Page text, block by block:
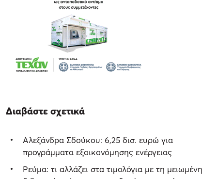
Διαβάστε σχετικά
Αλεξάνδρα Σδούκου: 6,25 δισ. ευρώ για
προγράμματα εξοικονόμησης ενέργειας
Ρεύμα: τι αλλάζει στα τιμολόγια με τη μειωμένη